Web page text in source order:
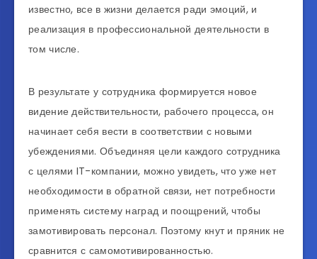
известно, все в жизни делается ради эмоций, и
реализация в профессиональной деятельности в
том числе.
В результате у сотрудника формируется новое
видение действительности, рабочего процесса, он
начинает себя вести в соответствии с новыми
убеждениями. Объединяя цели каждого сотрудника
с целями IT-компании, можно увидеть, что уже нет
необходимости в обратной связи, нет потребности
применять систему наград и поощрений, чтобы
замотивировать персонал. Поэтому кнут и пряник не
сравнится с самомотивированностью.